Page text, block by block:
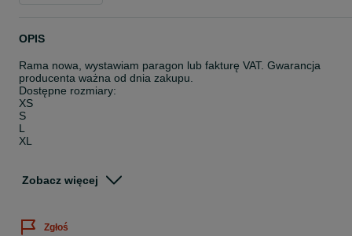
OPIS
Rama nowa, wystawiam paragon lub fakturę VAT. Gwarancja
producenta ważna od dnia zakupu.
Dostępne rozmiary:
XS
S
L
XL
konstrukcja, która doskonale poradzi sobie w bardzo
możliwość ukrycia pancerzy przerzutki wewnątrz ramy. Tylny trójkąt
Zobacz więcej
Zgłoś